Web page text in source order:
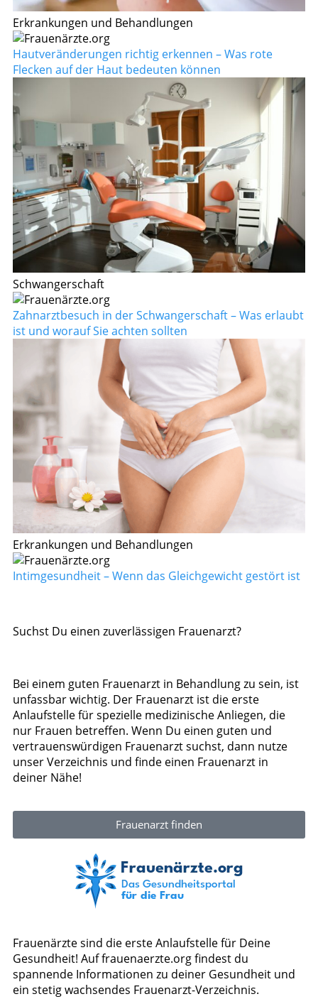
Erkrankungen und Behandlungen
Hautveränderungen richtig erkennen – Was rote
Flecken auf der Haut bedeuten können
Schwangerschaft
Zahnarztbesuch in der Schwangerschaft – Was erlaubt
ist und worauf Sie achten sollten
Erkrankungen und Behandlungen
Intimgesundheit – Wenn das Gleichgewicht gestört ist
Suchst Du einen zuverlässigen Frauenarzt?
Bei einem guten Frauenarzt in Behandlung zu sein, ist
unfassbar wichtig. Der Frauenarzt ist die erste
Anlaufstelle für spezielle medizinische Anliegen, die
nur Frauen betreffen. Wenn Du einen guten und
vertrauenswürdigen Frauenarzt suchst, dann nutze
unser Verzeichnis und finde einen Frauenarzt in
deiner Nähe!
Frauenarzt finden
Frauenärzte sind die erste Anlaufstelle für Deine
Gesundheit! Auf frauenaerzte.org findest du
spannende Informationen zu deiner Gesundheit und
ein stetig wachsendes Frauenarzt-Verzeichnis.